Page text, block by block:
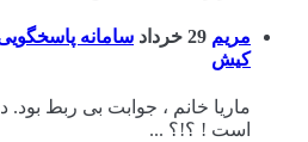
مریم 29 خرداد
سامانه
کیش
ماریا خانم ، جوابت بی ربط
است ! ؟!؟ ...